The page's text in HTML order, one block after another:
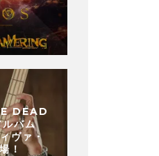
DEAD
バム
ヴァ・
！